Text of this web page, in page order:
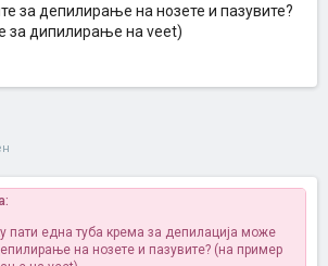
за депилирање на нозете и пазувите?
за дипилирање на veet)
пати една туба крема за депилација може
на нозете и пазувите? (на пример